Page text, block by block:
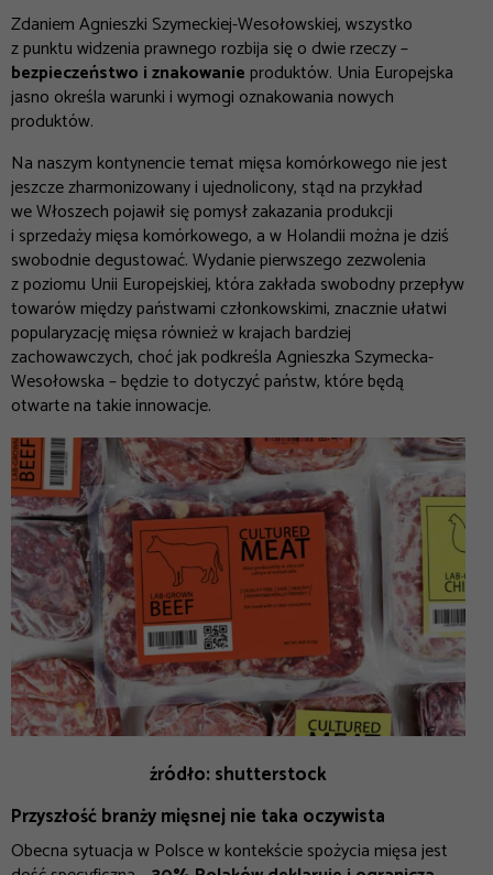
Zdaniem Agnieszki Szymeckiej-Wesołowskiej, wszystko
z punktu widzenia prawnego rozbija się o dwie rzeczy –
bezpieczeństwo i znakowanieproduktów. Unia Europejska
jasno określa warunki i wymogi oznakowania nowych
produktów.
Na naszym kontynencie temat mięsa komórkowego nie jest
jeszcze zharmonizowany i ujednolicony, stąd na przykład
we Włoszech pojawił się pomysł zakazania produkcji
i sprzedaży mięsa komórkowego, a w Holandii można je dziś
swobodnie degustować. Wydanie pierwszego zezwolenia
z poziomu Unii Europejskiej, która zakłada swobodny przepływ
towarów między państwami członkowskimi, znacznie ułatwi
popularyzację mięsa również w krajach bardziej
zachowawczych, choć jak podkreśla Agnieszka Szymecka-
Wesołowska – będzie to dotyczyć państw, które będą
otwarte na takie innowacje.
źródło: shutterstock
Przyszłość branży mięsnej nie taka oczywista
Obecna sytuacja w Polsce w kontekście spożycia mięsa jest